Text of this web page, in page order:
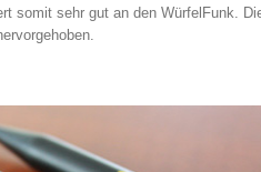
somit sehr gut an den WürfelFunk.